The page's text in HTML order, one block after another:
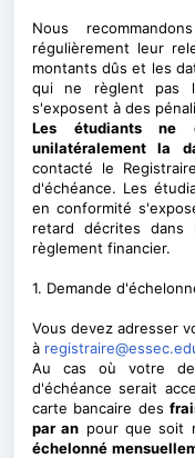
Nous
régulièrement leur
montants dûs et les
qui ne règlent pas
s'exposent à des
Les étudiants ne
unilatéralement la
contacté le
d'échéance. Les
en conformité
retard décrites dans
règlement financier.
1. Demande
Vous devez adresser
à
Au cas où votre
d'échéance serait
carte bancaire des
par an pour que soit
échelonné